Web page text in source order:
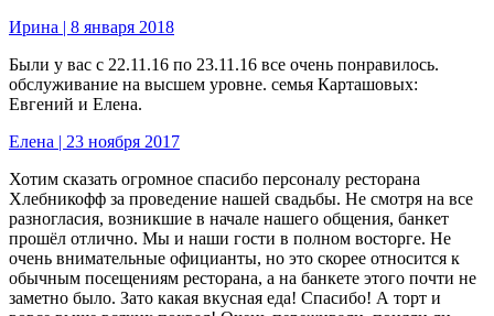
Ирина | 8 января 2018
Были у вас с 22.11.16 по 23.11.16 все очень понравилось.
обслуживание на высшем уровне. семья Карташовых:
Евгений и Елена.
Елена | 23 ноября 2017
Хотим сказать огромное спасибо персоналу ресторана
Хлебникофф за проведение нашей свадьбы. Не смотря на все
разногласия, возникшие в начале нашего общения, банкет
прошёл отлично. Мы и наши гости в полном восторге. Не
очень внимательные официанты, но это скорее относится к
обычным посещениям ресторана, а на банкете этого почти не
заметно было. Зато какая вкусная еда! Спасибо! А торт и